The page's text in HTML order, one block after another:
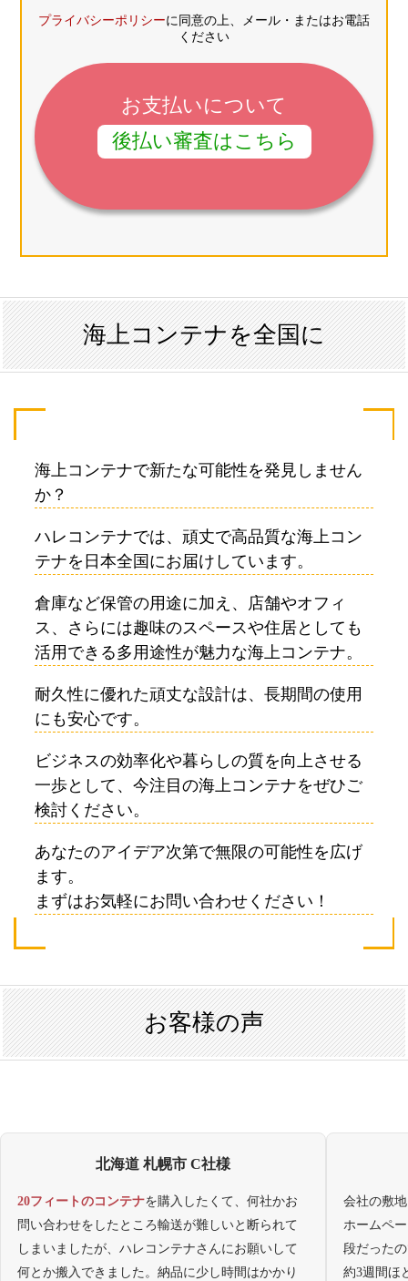
プライバシーポリシーに同意の上、メール・またはお電話
ください
お支払いについて
後払い審査はこちら
海上コンテナを全国に
海上コンテナで新たな可能性を発見しません
か？
ハレコンテナでは、頑丈で高品質な海上コン
テナを日本全国にお届けしています。
倉庫など保管の用途に加え、店舗やオフィ
ス、さらには趣味のスペースや住居としても
活用できる多用途性が魅力な海上コンテナ。
耐久性に優れた頑丈な設計は、長期間の使用
にも安心です。
ビジネスの効率化や暮らしの質を向上させる
一歩として、今注目の海上コンテナをぜひご
検討ください。
あなたのアイデア次第で無限の可能性を広げ
ます。
まずはお気軽にお問い合わせください！
お客様の声
北海道 札幌市 C社様
20フィートのコンテナを購入したくて、何社かお
問い合わせをしたところ輸送が難しいと断られて
しまいましたが、ハレコンテナさんにお願いして
何とか搬入できました。納品に少し時間はかかり
会社の敷
ホームペ
段だった
約3週間ほ